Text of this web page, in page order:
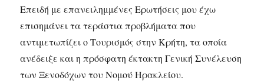
Επειδή με επανειλημμένες Ερωτήσεις μου έχω
επισημάνει τα τεράστια προβλήματα που
αντιμετωπίζει ο Τουρισμός στην Κρήτη, τα οποία
ανέδειξε και η πρόσφατη έκτακτη Γενική Συνέλευση
των Ξενοδόχων του Νομού Ηρακλείου.